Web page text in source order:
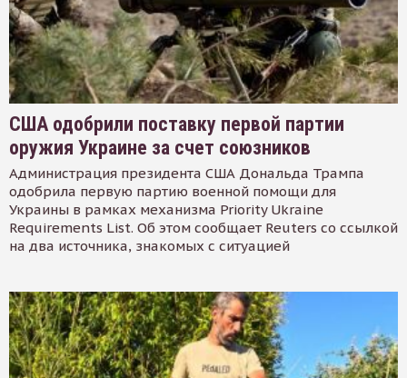
США одобрили поставку первой партии
оружия Украине за счет союзников
Администрация президента США Дональда Трампа
одобрила первую партию военной помощи для
Украины в рамках механизма Priority Ukraine
Requirements List. Об этом сообщает Reuters со ссылкой
на два источника, знакомых с ситуацией